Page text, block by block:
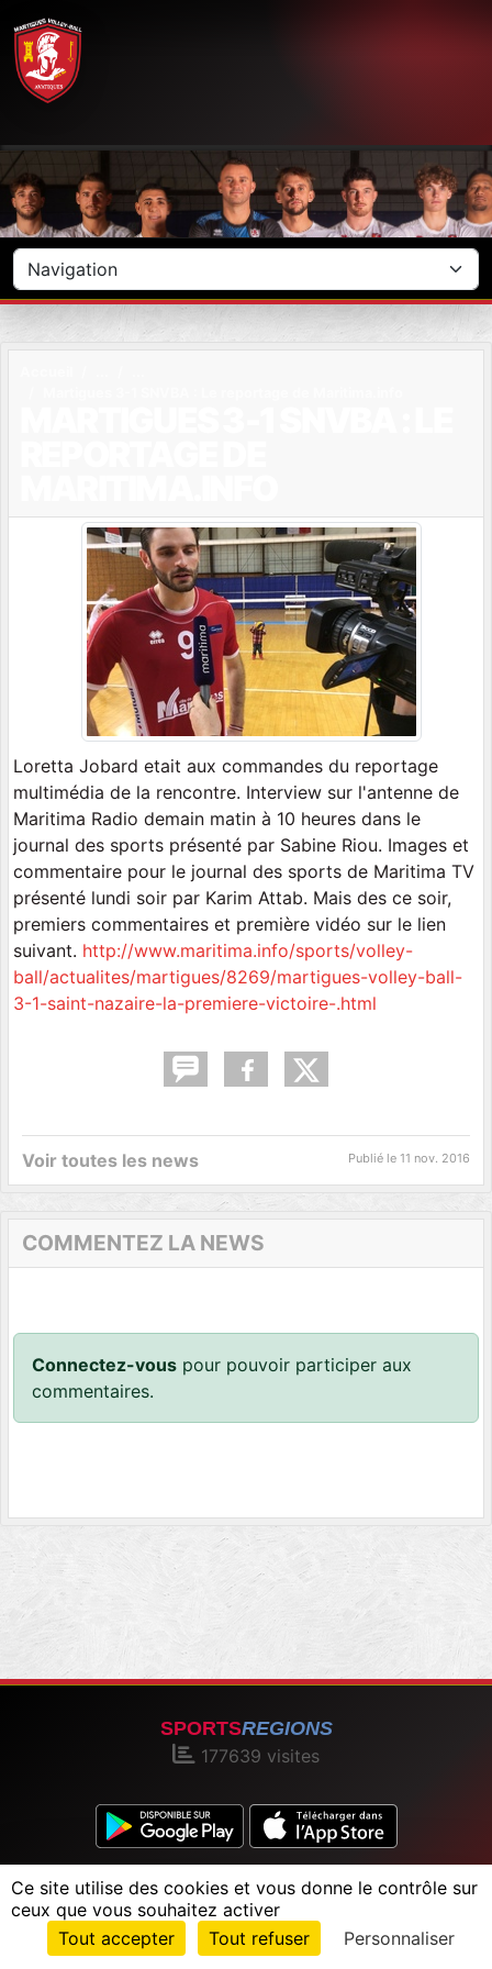
Loretta Jobard etait aux commandes du reportage
multimédia de la rencontre. Interview sur l'antenne de
Maritima Radio demain matin à 10 heures dans le
journal des sports présenté par Sabine Riou. Images et
commentaire pour le journal des sports de Maritima TV
présenté lundi soir par Karim Attab. Mais des ce soir,
premiers commentaires et première vidéo sur le lien
suivant. http://www.maritima.info/sports/volley-
ball/actualites/martigues/8269/martigues-volley-ball-
3-1-saint-nazaire-la-premiere-victoire-.html
Voir toutes les news Publié le 11 nov. 2016
COMMENTEZ LA NEWS
Connectez-vous pour pouvoir participer aux
commentaires.
SPORTSREGIONS
177639 visites
Charte cookies
Gestion des cookies
Informations légales
Signaler un contenu inapproprié
Envie de participer ?
Connexion
Panneau de gestion des cookies
Ce site utilise des cookies et vous donne le contrôle sur
ceux que vous souhaitez activer
Tout accepter
Tout refuser Personnaliser